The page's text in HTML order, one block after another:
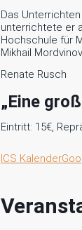
Das
unterrichtete er
Hochschule für
Mikhail
Renate Rusch
„Eine
Eintritt: 15€,
ICS Kalender